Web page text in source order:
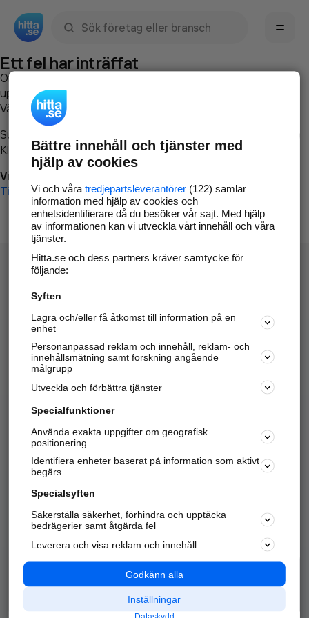
Ett fel har inträffat
Om du vill kan du
uppstod så att vi lättare och snabbare kan avhjälpa det.
Vänligen försök med följande:
Surfa till
Klicka påTillbaka-knappen i webbläsaren och försök igen
Vi beklagar besväret!
Till startsidan
Hitta.se - Gratis nummerupplysning.
Sök företag, personer och platser.
Hitta telefonnummer, adresser, företagsinfo mm.
Marknadsför företaget
Kom igång och annonsera mot
samarbetspartners nära dig.
Alla kategorier
Populära sökningar
API & Kartor
Annonsera
Integritet
Nödnummer
Bättre innehåll och tjänster med
hjälp av cookies
Vi och våra tredjepartsleverantörer(122) samlar
information med hjälp av cookies och
enhetsidentifierare då du besöker vår sajt. Med hjälp
av informationen kan vi utveckla vårt innehåll och våra
tjänster.
Hitta.se och dess partners kräver samtycke för
följande:
Syften
Lagra och/eller få åtkomst till information på en
enhet
Personanpassad reklam och innehåll, reklam- och
innehållsmätning samt forskning angående
målgrupp
Utveckla och förbättra tjänster
Specialfunktioner
Använda exakta uppgifter om geografisk
positionering
Identifiera enheter baserat på information som aktivt
begärs
Specialsyften
Säkerställa säkerhet, förhindra och upptäcka
bedrägerier samt åtgärda fel
Leverera och visa reklam och innehåll
Godkänn alla
Inställningar
Dataskydd